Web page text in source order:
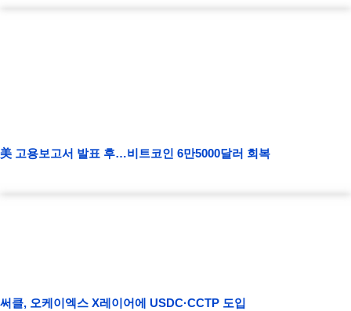
美 고용보고서 발표 후…비트코인 6만5000달러 회복
써클, 오케이엑스 X레이어에 USDC·CCTP 도입